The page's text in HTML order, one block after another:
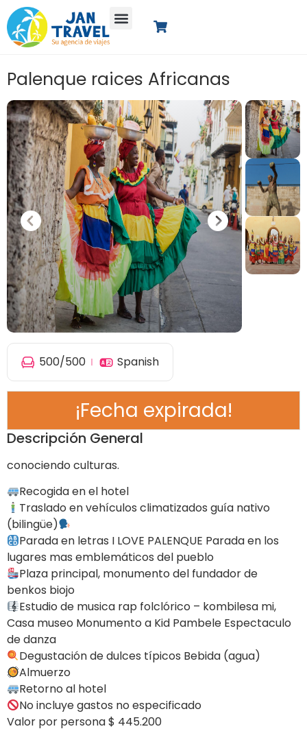
Palenque raices Africanas
500/500 Spanish
¡Fecha expirada!
Descripción General
conociendo culturas.
Recogida en el hotel
Traslado en vehículos climatizados guía nativo
(bilingüe)
Parada en letras I LOVE PALENQUE Parada en los
lugares mas emblemáticos del pueblo
Plaza principal, monumento del fundador de
benkos biojo
Estudio de musica rap folclórico – kombilesa mi,
Casa museo Monumento a Kid Pambele Espectaculo
de danza
Degustación de dulces típicos Bebida (agua)
Almuerzo
Retorno al hotel
No incluye gastos no especificado
Valor por persona $ 445.200